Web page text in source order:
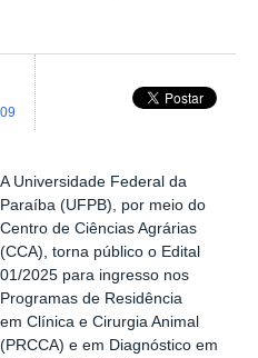
A Universidade Federal da
Paraíba (UFPB), por meio do
Centro de Ciências Agrárias
(CCA), torna público o Edital
01/2025 para ingresso nos
Programas de Residência
emClínica e Cirurgia Animal
(PRCCA) e em Diagnóstico em